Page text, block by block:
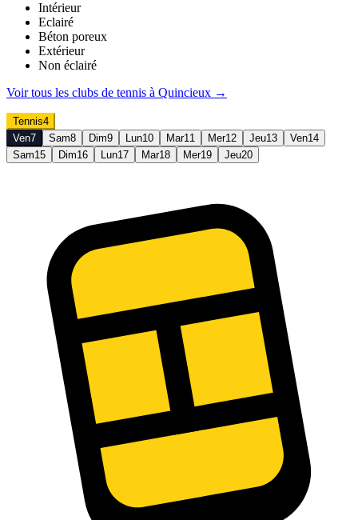
Intérieur
Eclairé
Béton poreux
Extérieur
Non éclairé
Voir tous les clubs de tennis à Quincieux →
Tennis4
Ven7 Sam8 Dim9 Lun10 Mar11 Mer12 Jeu13 Ven14
Sam15 Dim16 Lun17 Mar18 Mer19 Jeu20